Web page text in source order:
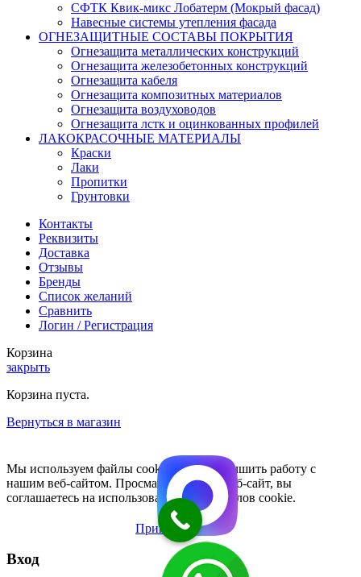
СФТК Квик-микс Лобатерм (Мокрый фасад)
Навесные системы утепления фасада
ОГНЕЗАЩИТНЫЕ СОСТАВЫ ПОКРЫТИЯ
Огнезащита металлических конструкций
Огнезащита железобетонных конструкций
Огнезащита кабеля
Огнезащита композитных материалов
Огнезащита воздуховодов
Огнезащита лстк и оцинкованных профилей
ЛАКОКРАСОЧНЫЕ МАТЕРИАЛЫ
Краски
Лаки
Пропитки
Грунтовки
Контакты
Реквизиты
Доставка
Отзывы
Бренды
Список желаний
Сравнить
Логин / Регистрация
Корзина
закрыть
Корзина пуста.
Вернуться в магазин
Мы используем файлы cookie, чтобы улучшить работу с
нашим веб-сайтом. Просматривая этот веб-сайт, вы
соглашаетесь на использование нами файлов cookie.
Принять
Вход